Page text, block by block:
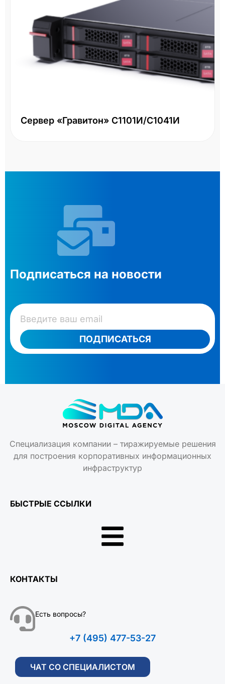
Сервер «Гравитон» С1101И/С1041И
Подписаться на новости
ПОДПИСАТЬСЯ
Специализация компании – тиражируемые решения
для построения корпоративных информационных
инфраструктур
БЫСТРЫЕ ССЫЛКИ
КОНТАКТЫ
Есть вопросы?
+7 (495) 477-53-27
ЧАТ СО СПЕЦИАЛИСТОМ